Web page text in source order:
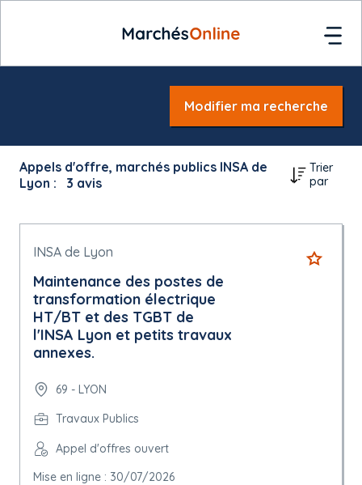
Modifier ma recherche
Appels d'offre, marchés publics INSA de
Lyon :
3 avis
Trier
par
INSA de Lyon
Maintenance des postes de
transformation électrique
HT/BT et des TGBT de
l'INSA Lyon et petits travaux
annexes.
69 - LYON
Travaux Publics
Appel d'offres ouvert
Mise en ligne : 30/07/2026